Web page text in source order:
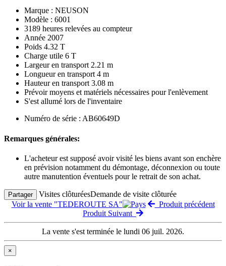
Marque : NEUSON
Modèle : 6001
3189 heures relevées au compteur
Année 2007
Poids 4.32 T
Charge utile 6 T
Largeur en transport 2.21 m
Longueur en transport 4 m
Hauteur en transport 3.08 m
Prévoir moyens et matériels nécessaires pour l'enlèvement
S'est allumé lors de l'inventaire
Numéro de série : AB60649D
Remarques générales:
L'acheteur est supposé avoir visité les biens avant son enchère
en prévision notamment du démontage, déconnexion ou toute
autre manutention éventuels pour le retrait de son achat.
Partager Visites clôturéesDemande de visite clôturée
Voir la vente "TEDEROUTE SA"
Produit précédent
Produit Suivant
La vente s'est terminée le lundi 06 juil. 2026.
×